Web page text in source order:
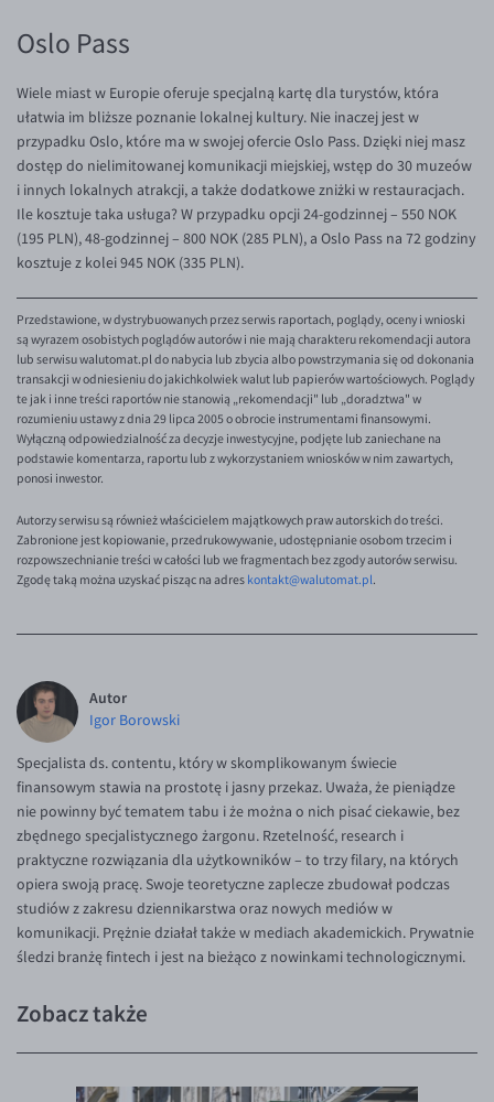
Oslo Pass
Wiele miast w Europie oferuje specjalną kartę dla turystów, która
ułatwia im bliższe poznanie lokalnej kultury. Nie inaczej jest w
przypadku Oslo, które ma w swojej ofercie Oslo Pass. Dzięki niej masz
dostęp do nielimitowanej komunikacji miejskiej, wstęp do 30 muzeów
i innych lokalnych atrakcji, a także dodatkowe zniżki w restauracjach.
Ile kosztuje taka usługa? W przypadku opcji 24-godzinnej – 550 NOK
(195 PLN), 48-godzinnej – 800 NOK (285 PLN), a Oslo Pass na 72 godziny
kosztuje z kolei 945 NOK (335 PLN).
Przedstawione, w dystrybuowanych przez serwis raportach, poglądy, oceny i wnioski
są wyrazem osobistych poglądów autorów i nie mają charakteru rekomendacji autora
lub serwisu walutomat.pl do nabycia lub zbycia albo powstrzymania się od dokonania
transakcji w odniesieniu do jakichkolwiek walut lub papierów wartościowych. Poglądy
te jak i inne treści raportów nie stanowią „rekomendacji" lub „doradztwa" w
rozumieniu ustawy z dnia 29 lipca 2005 o obrocie instrumentami finansowymi.
Wyłączną odpowiedzialność za decyzje inwestycyjne, podjęte lub zaniechane na
podstawie komentarza, raportu lub z wykorzystaniem wniosków w nim zawartych,
ponosi inwestor.
Autorzy serwisu są również właścicielem majątkowych praw autorskich do treści.
Zabronione jest kopiowanie, przedrukowywanie, udostępnianie osobom trzecim i
rozpowszechnianie treści w całości lub we fragmentach bez zgody autorów serwisu.
Zgodę taką można uzyskać pisząc na adres kontakt@walutomat.pl.
Autor
Igor Borowski
Specjalista ds. contentu, który w skomplikowanym świecie
finansowym stawia na prostotę i jasny przekaz. Uważa, że pieniądze
nie powinny być tematem tabu i że można o nich pisać ciekawie, bez
zbędnego specjalistycznego żargonu. Rzetelność, research i
praktyczne rozwiązania dla użytkowników – to trzy filary, na których
opiera swoją pracę. Swoje teoretyczne zaplecze zbudował podczas
studiów z zakresu dziennikarstwa oraz nowych mediów w
komunikacji. Prężnie działał także w mediach akademickich. Prywatnie
śledzi branżę fintech i jest na bieżąco z nowinkami technologicznymi.
Zobacz także